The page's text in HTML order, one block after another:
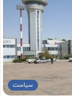
سیاست